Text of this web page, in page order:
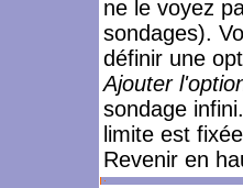
ne le voyez
sondages).
définir une
Ajouter
sondage
limite est
Revenir en